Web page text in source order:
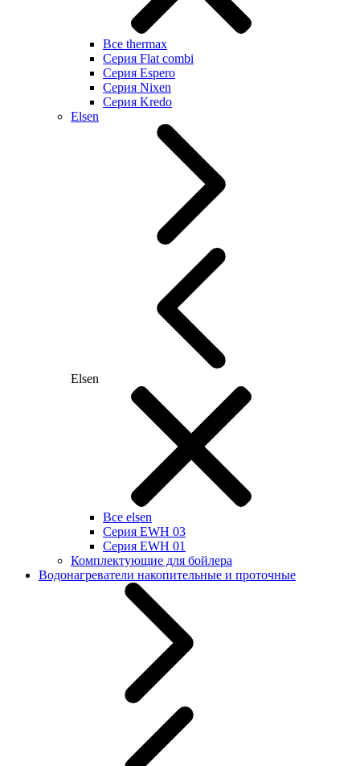
Все thermax
Серия Flat combi
Серия Espero
Серия Nixen
Серия Kredo
Elsen
Elsen
Все elsen
Серия EWH 03
Серия EWH 01
Комплектующие для бойлера
Водонагреватели накопительные и проточные